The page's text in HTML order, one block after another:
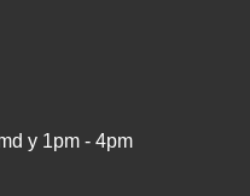
y 1pm - 4pm